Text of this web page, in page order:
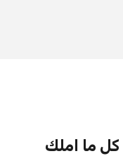
ما املك